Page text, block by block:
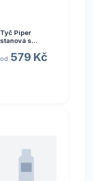
Tyč Piper
stanová s
druh 4.
od 579 Kč